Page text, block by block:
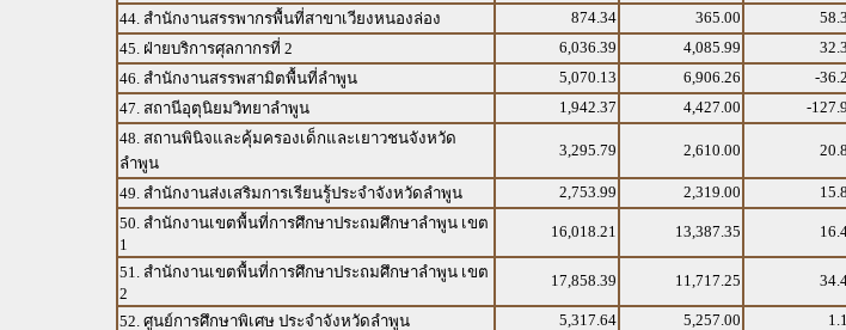
44. สำนักงานสรรพากรพื้นที่สาขาเวียงหนองล่อง
874.34 365.00
45. ฝ่ายบริการศุลกากรที่ 2
6,036.39 4,085.99
46. สำนักงานสรรพสามิตพื้นที่ลำพูน
5,070.13 6,906.26 -
47. สถานีอุตุนิยมวิทยาลำพูน
1,942.37 4,427.00 -
48. สถานพินิจและคุ้มครองเด็กและเยาวชนจังหวัด
ลำพูน
3,295.79 2,610.00
49. สำนักงานส่งเสริมการเรียนรู้ประจำจังหวัดลำพูน 2,753.99 2,319.00
50. สำนักงานเขตพื้นที่การศึกษาประถมศึกษาลำพูน เขต
1
16,018.21 13,387.35
51. สำนักงานเขตพื้นที่การศึกษาประถมศึกษาลำพูน เขต
2
17,858.39 11,717.25
52. ศูนย์การศึกษาพิเศษ ประจำจังหวัดลำพูน 5,317.64 5,257.00